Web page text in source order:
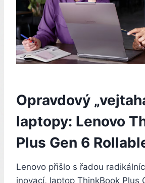
Opravdový
laptopy: Lenovo
Plus Gen 6
Lenovo přišlo s řadou
inovací, laptop ThinkBook Plus